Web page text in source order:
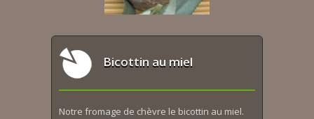
Bicottin au miel
Notre fromage de chèvre le bicottin au miel.